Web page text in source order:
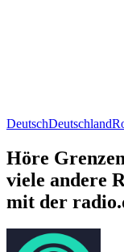
DeutschDeutschland
Höre
viele andere
mit der